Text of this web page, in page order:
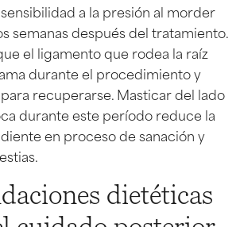
a la presión al morder
semanas después del tratamiento.
el ligamento que rodea la raíz
durante el procedimiento y
recuperarse. Masticar del lado
durante este período reduce la
en proceso de sanación y
dietéticas